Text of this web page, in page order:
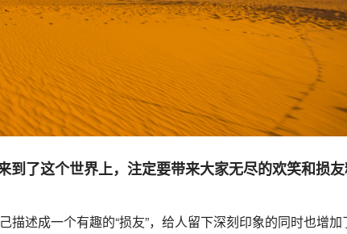
到了这个世界上，注定要带来大家无尽的欢笑和损
述成一个有趣的“损友”，给人留下深刻印象的同时也增加